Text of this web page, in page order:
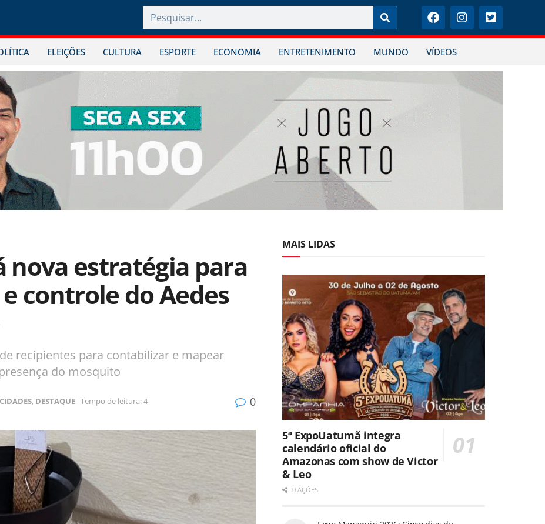
ELEIÇÕES CULTURA ESPORTE ECONOMIA ENTRETENIMENTO MUNDO VÍDEOS
nova estratégia para
controle do Aedes
recipientes para contabilizar e mapear
do mosquito
CIDADES, DESTAQUE Tempo de leitura: 4 0
MAIS LIDAS
5ª ExpoUatumã integra
calendário oficial do
Amazonas com show de Victor
& Leo
0 AÇÕES